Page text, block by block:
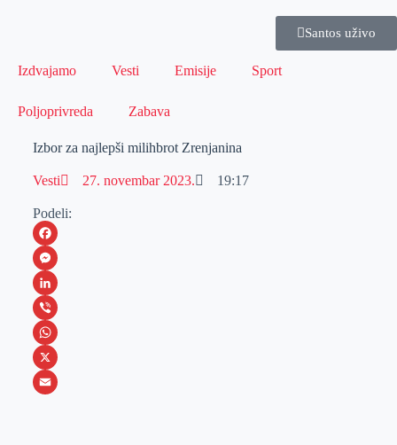
Santos uživo
Izdvajamo Vesti Emisije Sport
Poljoprivreda Zabava
Izbor za najlepši milihbrot Zrenjanina
Vesti 27. novembar 2023. 19:17
Podeli:
F
a
c
e
b
o
M
e
s
s
e
L
i
n
k
V
i
b
W
h
X